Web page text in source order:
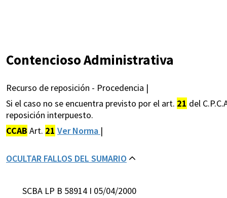
Contencioso Administrativa
Recurso de reposición - Procedencia |
Si el caso no se encuentra previsto por el art. 21 del
reposición interpuesto.
CCAB Art. 21 Ver Norma |
OCULTAR FALLOS DEL SUMARIO
SCBA LP B 58914 I 05/04/2000